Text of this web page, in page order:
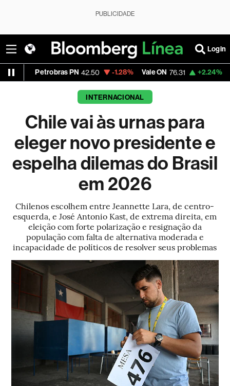
PUBLICIDADE
Login
42.50 -1.28% Vale ON 76.31 +2.24% Itaú PN 42.10
INTERNACIONAL
Chile vai às urnas para
eleger novo presidente e
espelha dilemas do Brasil
em 2026
Chilenos escolhem entre Jeannette Lara, de centro-
esquerda, e José Antonio Kast, de extrema direita, em
eleição com forte polarização e resignação da
população com falta de alternativa moderada e
incapacidade de políticos de resolver seus problemas